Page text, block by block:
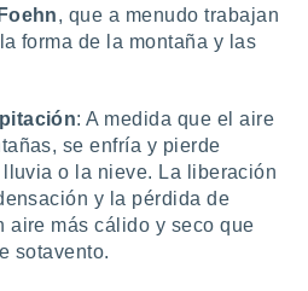
, que a menudo trabajan
forma de la montaña y las
: A medida que el aire
se enfría y pierde
o la nieve. La liberación
y la pérdida de
aire más cálido y seco que
sotavento.